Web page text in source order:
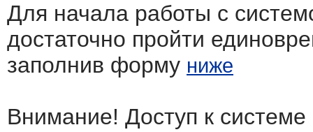
Для начала работы с
достаточно пройти
заполнив форму ниже
Внимание! Доступ к